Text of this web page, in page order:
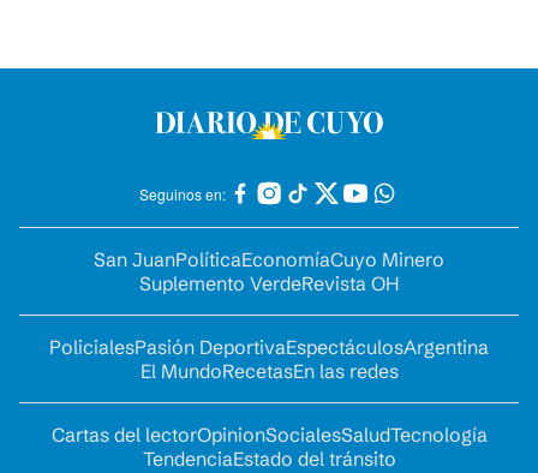
Seguinos en:
San JuanPolíticaEconomíaCuyo Minero
Suplemento VerdeRevista OH
PolicialesPasión DeportivaEspectáculosArgentina
El MundoRecetasEn las redes
Cartas del lectorOpinionSocialesSaludTecnología
TendenciaEstado del tránsito